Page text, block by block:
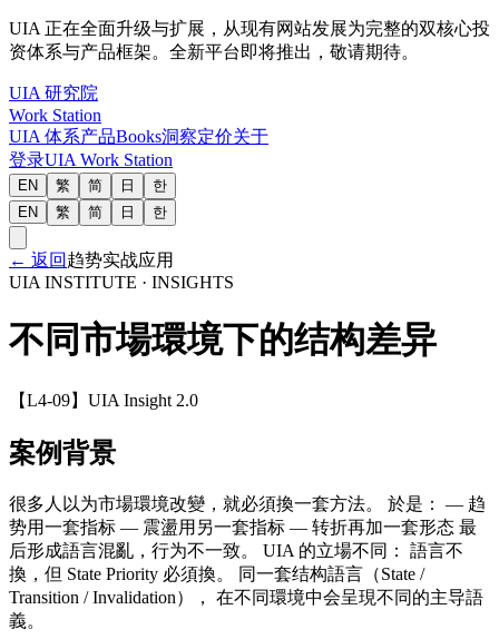
UIA 正在全面升级与扩展，从现有网站发展为完整的双核心投
资体系与产品框架。全新平台即将推出，敬请期待。
UIA 研究院
Work Station
UIA 体系产品Books洞察定价关于
登录UIA Work Station
EN 繁 简 日
한
EN
繁 简 日 한
← 返回 趋势实战应用
UIA INSTITUTE · INSIGHTS
不同市場環境下的结构差异
【L4-09】UIA Insight 2.0
案例背景
很多人以为市場環境改變，就必須換一套方法。 於是： — 趋
势用一套指标 — 震盪用另一套指标 — 转折再加一套形态 最
后形成語言混亂，行为不一致。 UIA 的立場不同： 語言不
換，但 State Priority 必須換。 同一套结构語言（State /
Transition / Invalidation）， 在不同環境中会呈現不同的主导語
義。